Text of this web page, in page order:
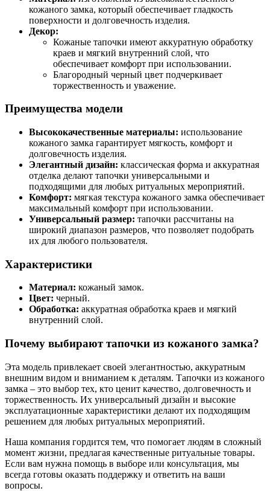
кожаного замка, который обеспечивает гладкость
поверхности и долговечность изделия.
Декор:
Кожаные тапочки имеют аккуратную обработку
краев и мягкий внутренний слой, что
обеспечивает комфорт при использовании.
Благородный черный цвет подчеркивает
торжественность и уважение.
Преимущества модели
Высококачественные материалы: использование
кожаного замка гарантирует мягкость, комфорт и
долговечность изделия.
Элегантный дизайн: классическая форма и аккуратная
отделка делают тапочки универсальными и
подходящими для любых ритуальных мероприятий.
Комфорт: мягкая текстура кожаного замка обеспечивает
максимальный комфорт при использовании.
Универсальный размер: тапочки рассчитаны на
широкий диапазон размеров, что позволяет подобрать
их для любого пользователя.
Характеристики
Материал: кожаный замок.
Цвет: черный.
Обработка: аккуратная обработка краев и мягкий
внутренний слой.
Почему выбирают тапочки из кожаного замка?
Эта модель привлекает своей элегантностью, аккуратным
внешним видом и вниманием к деталям. Тапочки из кожаного
замка – это выбор тех, кто ценит качество, долговечность и
торжественность. Их универсальный дизайн и высокие
эксплуатационные характеристики делают их подходящим
решением для любых ритуальных мероприятий.
Наша компания гордится тем, что помогает людям в сложный
момент жизни, предлагая качественные ритуальные товары.
Если вам нужна помощь в выборе или консультация, мы
всегда готовы оказать поддержку и ответить на ваши
вопросы.